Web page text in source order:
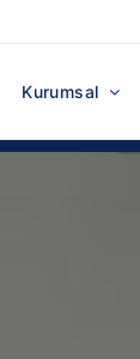
Kurumsal